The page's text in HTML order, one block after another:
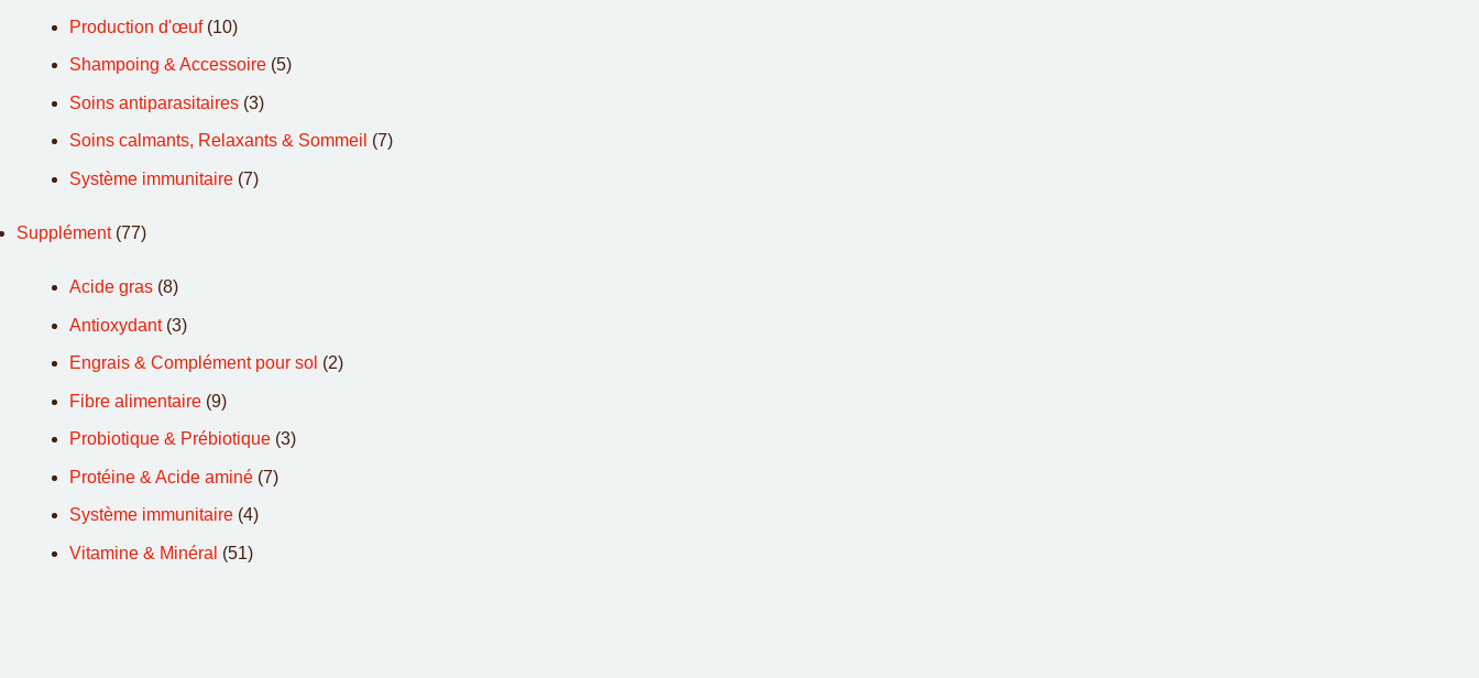
Production d'œuf (10)
Shampoing & Accessoire (5)
Soins antiparasitaires (3)
Soins calmants, Relaxants & Sommeil (7)
Système immunitaire (7)
Supplément (77)
Acide gras (8)
Antioxydant (3)
Engrais & Complément pour sol (2)
Fibre alimentaire (9)
Probiotique & Prébiotique (3)
Protéine & Acide aminé (7)
Système immunitaire (4)
Vitamine & Minéral (51)